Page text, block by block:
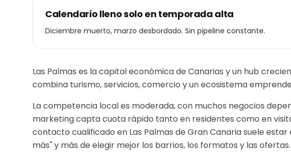
Calendario lleno solo en temporada alta
Diciembre muerto, marzo desbordado. Sin pipeline constante.
Las Palmas es la capital económica de Canarias y un hub
combina turismo, servicios, comercio y un ecosistema
La competencia local es moderada, con muchos negocios
marketing capta cuota rápido tanto en residentes como en
contacto cualificado en Las Palmas de Gran Canariasuele estar
más" y más de elegir mejor los barrios, los formatos y las ofertas.